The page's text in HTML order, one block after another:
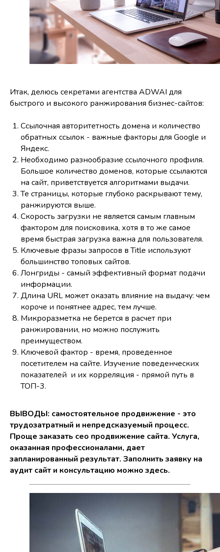
Итак, делюсь секретами агентства ADWAI для
быстрого и высокого ранжирования бизнес-сайтов:
Ссылочная авторитетность домена и количество
обратных ссылок - важные факторы для Google и
Яндекс.
Необходимо разнообразие ссылочного профиля.
Большое количество доменов, которые ссылаются
на сайт, приветствуется алгоритмами выдачи.
Те страницы, которые глубоко раскрывают тему,
ранжируются выше.
Скорость загрузки не является самым главным
фактором для поисковика, хотя в то же самое
время быстрая загрузка важна для пользователя.
Ключевые фразы запросов в Title используют
большинство топовых сайтов.
Лонгриды - самый эффективный формат подачи
информации.
Длина URL может оказать влияние на выдачу: чем
короче и понятнее адрес, тем лучше.
Микроразметка не берется в расчет при
ранжировании, но можно послужить
преимуществом.
Ключевой фактор - время, проведенное
посетителем на сайте. Изучение поведенческих
показателей и их корреляция - прямой путь в
ТОП-3.
ВЫВОДЫ: самостоятельное продвижение - это
трудозатратный и непредсказуемый процесс.
Проще заказать сео продвижение сайта. Услуга,
оказанная профессионалами, дает
запланированный результат. Заполнить заявку на
аудит сайт и консультацию можно здесь.